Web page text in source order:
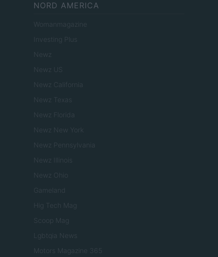
NORD AMERICA
Womanmagazine
Investing Plus
Newz
Newz US
Newz California
Newz Texas
Newz Florida
Newz New York
Newz Pennsylvania
Newz Illinois
Newz Ohio
Gameland
Hig Tech Mag
Scoop Mag
Lgbtqia News
Motors Magazine 365